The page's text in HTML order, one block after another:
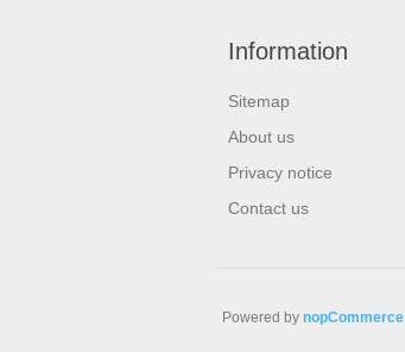
Information
Sitemap
About us
Privacy notice
Contact us
Powered by nopCommerce